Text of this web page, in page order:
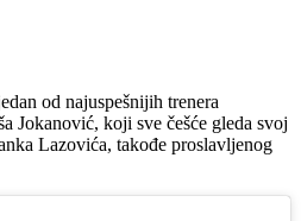
od najuspešnijih trenera
Jokanović, koji sve češće gleda svoj
Lazovića, takođe proslavljenog